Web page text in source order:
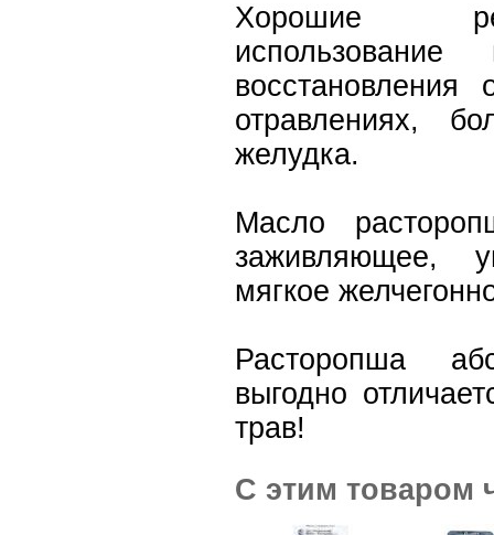
Хорошие
восстановления
отравлениях,
желудка.
Масло
заживляющее,
мягкое
Расторопша
выгодно
трав!
С этим товаром